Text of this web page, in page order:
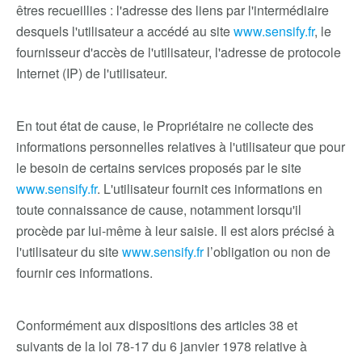
êtres recueillies : l'adresse des liens par l'intermédiaire
desquels l'utilisateur a accédé au sitewww.sensify.fr, le
fournisseur d'accès de l'utilisateur, l'adresse de protocole
Internet (IP) de l'utilisateur.
En tout état de cause, le Propriétaire ne collecte des
informations personnelles relatives à l'utilisateur que pour
le besoin de certains services proposés par le site
www.sensify.fr. L'utilisateur fournit ces informations en
toute connaissance de cause, notamment lorsqu'il
procède par lui-même à leur saisie. Il est alors précisé à
l'utilisateur du sitewww.sensify.frl’obligation ou non de
fournir ces informations.
Conformément aux dispositions des articles 38 et
suivants de la loi 78-17 du 6 janvier 1978 relative à